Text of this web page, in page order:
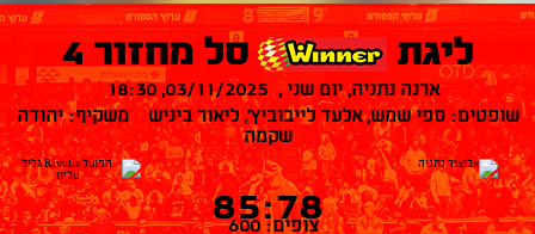
ליגת סל מחזור 4
ארנה נתניה, יום שני , 03/11/2025, 18:30
שופטים: ספי שמש, אלעד לייבוביץ', ליאור ביניש משקיף: יהודה
שקמה
85:78
צופים: 600